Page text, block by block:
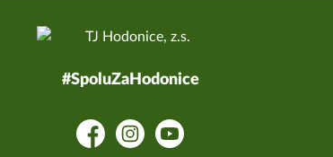
#SpoluZaHodonice
FacebookInstagramYouTube